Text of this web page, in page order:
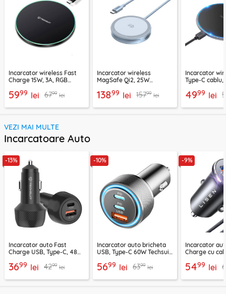
Incarcator wireless Fast
Charge 15W, 3A, RGB
CHWR031
5999 lei 6799 lei
Incarcator wireless
MagSafe Qi2, 25W
13899 lei 15799 lei
Incarcator
Type-C
4999 lei
VEZI MAI MULTE
Incarcatoare Auto
-13%
Incarcator auto Fast
Charge USB, Type-C, 48W
3699 lei 4299 lei
-10%
Incarcator auto bricheta
USB, Type-C 60W Techsuit
5699 lei 6399 lei
-9%
Incarcator
Charge cu
5499 lei